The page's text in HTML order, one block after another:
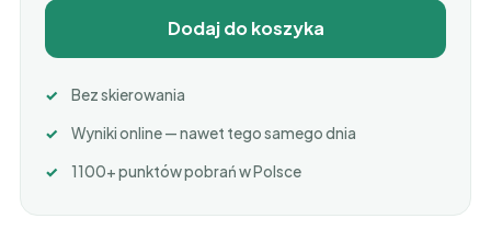
Dodaj do koszyka
Bez skierowania
Wyniki online — nawet tego samego dnia
1100+ punktów pobrań w Polsce